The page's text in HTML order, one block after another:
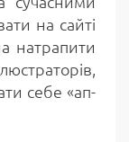
на сайті
натрапити
себе «ап-